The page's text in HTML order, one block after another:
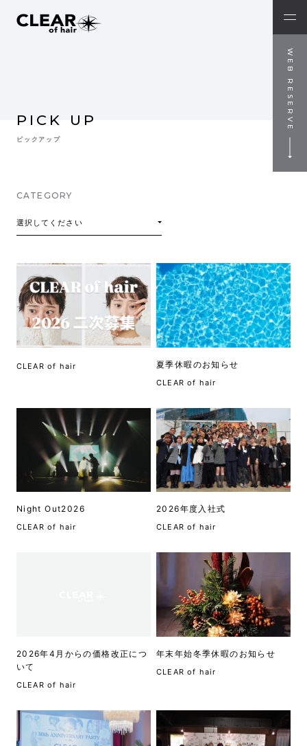
WEB RESERVE
PICK UP
ピックアップ
CATEGORY
CLEAR of hair 夏季休暇のお知らせ
CLEAR of hair
Night Out2026
CLEAR of hair
2026年度入社式
CLEAR of hair
2026年4月からの価格改正につ
いて
CLEAR of hair
年末年始冬季休暇のお知らせ
CLEAR of hair